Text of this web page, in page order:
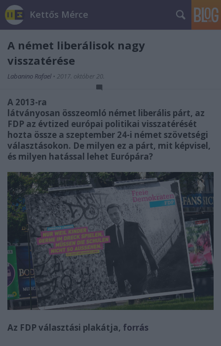
Kettős Mérce
A német liberálisok nagy
visszatérése
Labanino Rafael • 2017. október 20.
A 2013-ra
látványosan összeomló német liberális párt, az
FDP az évtized európai politikai visszatérését
hozta össze a szeptember 24-i német szövetségi
választásokon. De milyen ez a párt, mit képvisel,
és milyen hatással lehet Európára?
Az FDP választási plakátja, forrás